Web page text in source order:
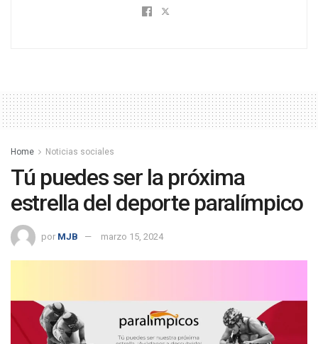
Home Noticias sociales
Tú puedes ser la próxima
estrella del deporte paralímpico
por MJB marzo 15, 2024